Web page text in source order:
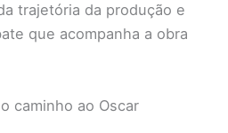
trajetória da produção e
que acompanha a obra
caminho ao Oscar